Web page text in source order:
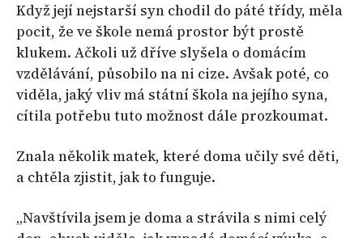
Když její nejstarší syn chodil do páté třídy, měla
pocit, že ve škole nemá prostor být prostě
klukem. Ačkoli už dříve slyšela o domácím
vzdělávání, působilo na ni cize. Avšak poté, co
viděla, jaký vliv má státní škola na jejího syna,
cítila potřebu tuto možnost dále prozkoumat.
Znala několik matek, které doma učily své děti,
a chtěla zjistit, jak to funguje.
„Navštívila jsem je doma a strávila s nimi celý